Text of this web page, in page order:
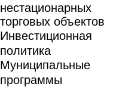
нестационарных
торговых объектов
Инвестиционная
политика
Муниципальные
программы